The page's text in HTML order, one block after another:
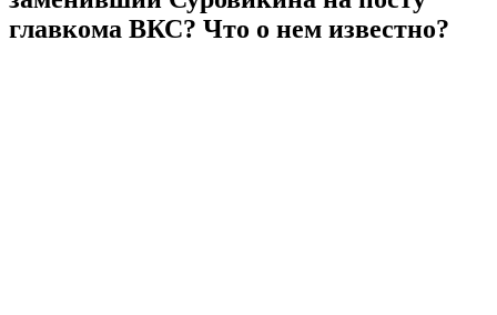
главкома ВКС? Что о нем известно?